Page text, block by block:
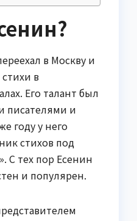
в Москву и
в
Его талант был
писателями и
году у него
стихов под
С тех пор Есенин
и популярен.